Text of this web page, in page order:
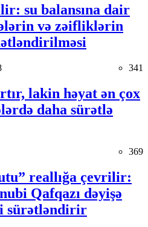
su balansına dair
və zəifliklərin
341
lakin həyat ən çox
daha sürətlə
369
reallığa çevrilir:
Qafqazı dəyişə
sürətləndirir